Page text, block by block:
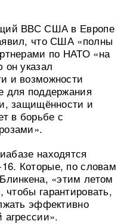
ВВС США в Европе
что США «полны
по НАТО «на
указал
и возможности
для поддержания
защищённости и
в борьбе с
находятся
Которые, по словам
«этим летом
чтобы гарантировать,
эффективно